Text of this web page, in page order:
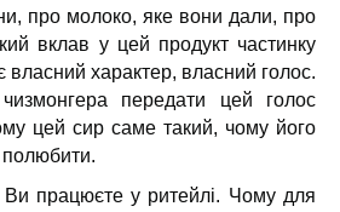
про молоко, яке вони дали, про
вклав у цей продукт частинку
характер, власний голос.
передати цей голос
цей сир саме такий, чому його
полюбити.
Ви працюєте у ритейлі. Чому для